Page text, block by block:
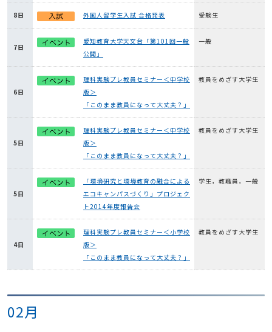
8日 外国人留学生入試 合格発表 受験生
7日
愛知教育大学天文台「第101回一般
公開」
一般
6日
理科実験プレ教員セミナー＜中学校
版＞
「このまま教員になって大丈夫？」
教員をめざす大学生
5日
理科実験プレ教員セミナー＜中学校
版＞
「このまま教員になって大丈夫？」
教員をめざす大学生
5日
「環境研究と環境教育の融合による
エコキャンパスづくり」プロジェク
ト2014年度報告会
学生，教職員，一般
4日
理科実験プレ教員セミナー＜小学校
版＞
「このまま教員になって大丈夫？」
教員をめざす大学生
02月